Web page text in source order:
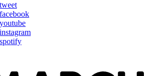
tweet
facebook
youtube
instagram
spotify